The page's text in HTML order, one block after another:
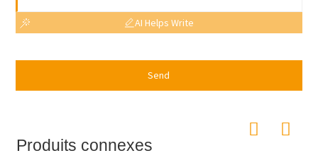
AI Helps Write
Send
Produits connexes